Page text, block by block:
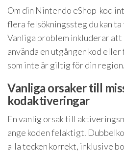
Om din Nintendo eShop-kod
flera felsökningssteg du kan
Vanliga problem inkluderar
använda en utgången kod eller
som inte är giltig för din region.
Vanliga orsaker till
kodaktiveringar
En vanlig orsak till
ange koden felaktigt.
alla tecken korrekt, inklusive